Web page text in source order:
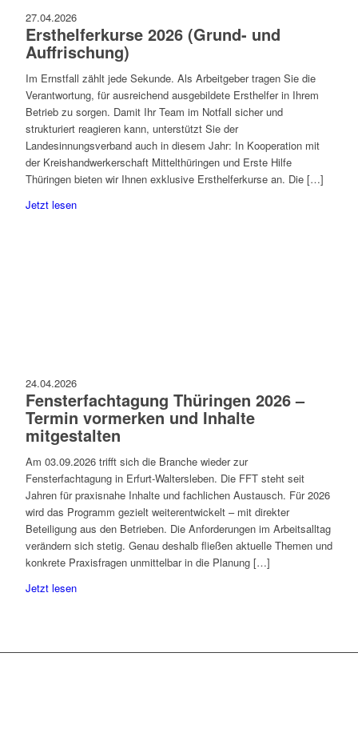
27.04.2026
Ersthelferkurse 2026 (Grund- und
Auffrischung)
Im Ernstfall zählt jede Sekunde. Als Arbeitgeber tragen Sie die
Verantwortung, für ausreichend ausgebildete Ersthelfer in Ihrem
Betrieb zu sorgen. Damit Ihr Team im Notfall sicher und
strukturiert reagieren kann, unterstützt Sie der
Landesinnungsverband auch in diesem Jahr: In Kooperation mit
der Kreishandwerkerschaft Mittelthüringen und Erste Hilfe
Thüringen bieten wir Ihnen exklusive Ersthelferkurse an. Die […]
Jetzt lesen
24.04.2026
Fensterfachtagung Thüringen 2026 –
Termin vormerken und Inhalte
mitgestalten
Am 03.09.2026 trifft sich die Branche wieder zur
Fensterfachtagung in Erfurt-Waltersleben. Die FFT steht seit
Jahren für praxisnahe Inhalte und fachlichen Austausch. Für 2026
wird das Programm gezielt weiterentwickelt – mit direkter
Beteiligung aus den Betrieben. Die Anforderungen im Arbeitsalltag
verändern sich stetig. Genau deshalb fließen aktuelle Themen und
konkrete Praxisfragen unmittelbar in die Planung […]
Jetzt lesen